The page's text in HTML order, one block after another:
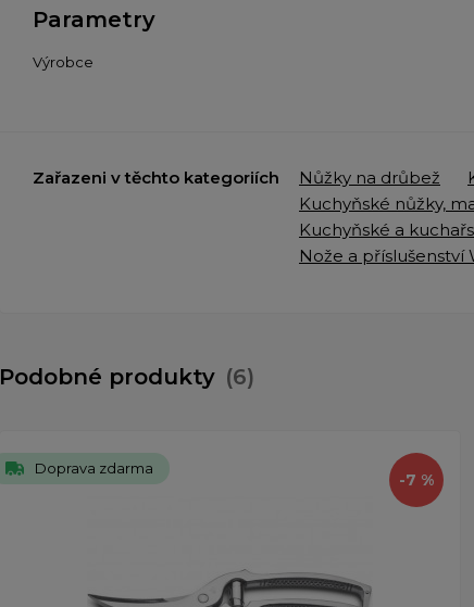
Parametry
Výrobce
Zařazeni v těchto kategoriích Nůžky na drůbež
Kuchyňské nůžky,
Kuchyňské a
Nože a příslušenství
Podobné produkty (6)
-7 %
Doprava zdarma